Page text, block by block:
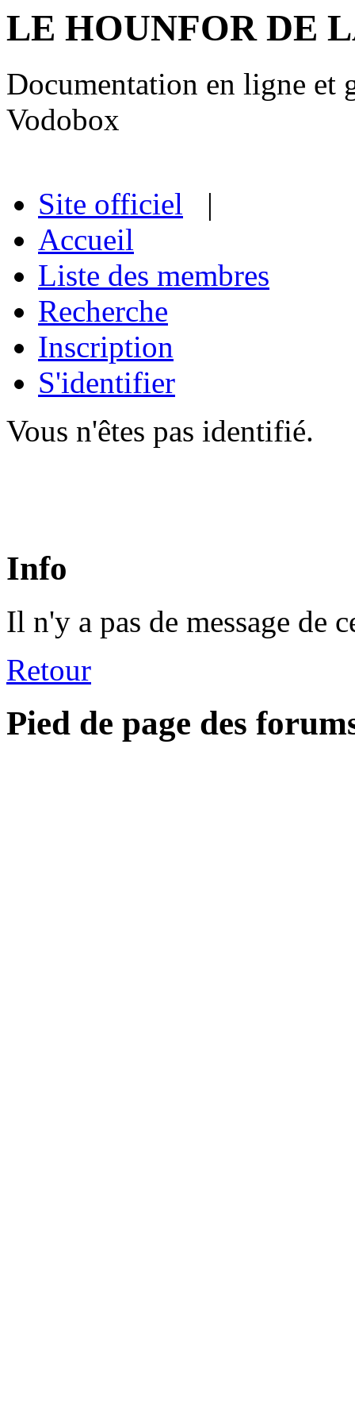
LE HOUNFOR DE
Documentation en ligne et
Vodobox
Site officiel |
Accueil
Liste des membres
Recherche
Inscription
S'identifier
Vous n'êtes pas identifié.
Info
Il n'y a pas de message de
Retour
Pied de page des